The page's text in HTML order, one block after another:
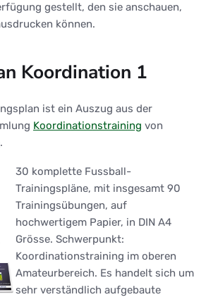
gestellt, den sie anschauen,
können.
Koordination 1
ist ein Auszug aus der
Koordinationstraining von
.
30 komplette Fussball-
Trainingspläne, mit insgesamt 90
Trainingsübungen, auf
hochwertigem Papier, in DIN A4
Grösse. Schwerpunkt:
Koordinationstraining im oberen
Amateurbereich. Es handelt sich um
sehr verständlich aufgebaute